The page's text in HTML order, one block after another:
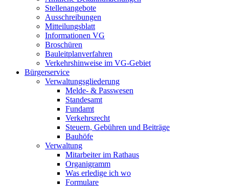
Stellenangebote
Ausschreibungen
Mitteilungsblatt
Informationen VG
Broschüren
Bauleitplanverfahren
Verkehrshinweise im VG-Gebiet
Bürgerservice
Verwaltungsgliederung
Melde- & Passwesen
Standesamt
Fundamt
Verkehrsrecht
Steuern, Gebühren und Beiträge
Bauhöfe
Verwaltung
Mitarbeiter im Rathaus
Organigramm
Was erledige ich wo
Formulare